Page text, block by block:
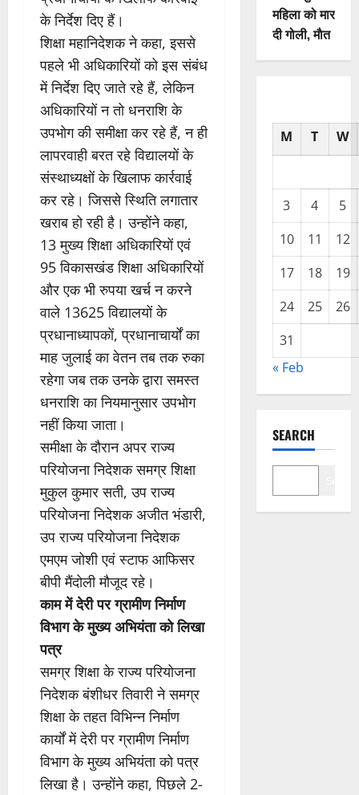
के निर्देश दिए हैं।
शिक्षा महानिदेशक ने कहा, इससे
पहले भी अधिकारियों को इस संबंध
में निर्देश दिए जाते रहे हैं, लेकिन
अधिकारियों न तो धनराशि के
उपभोग की समीक्षा कर रहे हैं, न ही
लापरवाही बरत रहे विद्यालयों के
संस्थाध्यक्षों के खिलाफ कार्रवाई
कर रहे। जिससे स्थिति लगातार
खराब हो रही है। उन्होंने कहा,
13 मुख्य शिक्षा अधिकारियों एवं
95 विकासखंड शिक्षा अधिकारियों
और एक भी रुपया खर्च न करने
वाले 13625 विद्यालयों के
प्रधानाध्यापकों, प्रधानाचार्यों का
माह जुलाई का वेतन तब तक रुका
रहेगा जब तक उनके द्वारा समस्त
धनराशि का नियमानुसार उपभोग
नहीं किया जाता।
समीक्षा के दौरान अपर राज्य
परियोजना निदेशक समग्र शिक्षा
मुकुल कुमार सती, उप राज्य
परियोजना निदेशक अजीत भंडारी,
उप राज्य परियोजना निदेशक
एमएम जोशी एवं स्टाफ आफिसर
बीपी मैंदोली मौजूद रहे।
काम में देरी पर ग्रामीण निर्माण
विभाग के मुख्य अभियंता को लिखा
पत्र
समग्र शिक्षा के राज्य परियोजना
निदेशक बंशीधर तिवारी ने समग्र
शिक्षा के तहत विभिन्न निर्माण
कार्यों में देरी पर ग्रामीण निर्माण
विभाग के मुख्य अभियंता को पत्र
लिखा है। उन्होंने कहा, पिछले 2-
महिला को मार
दी गोली, माैत
M T W
3 4
5
10
11
12
17
18
19
24
25
26
31
« Feb
SEARCH